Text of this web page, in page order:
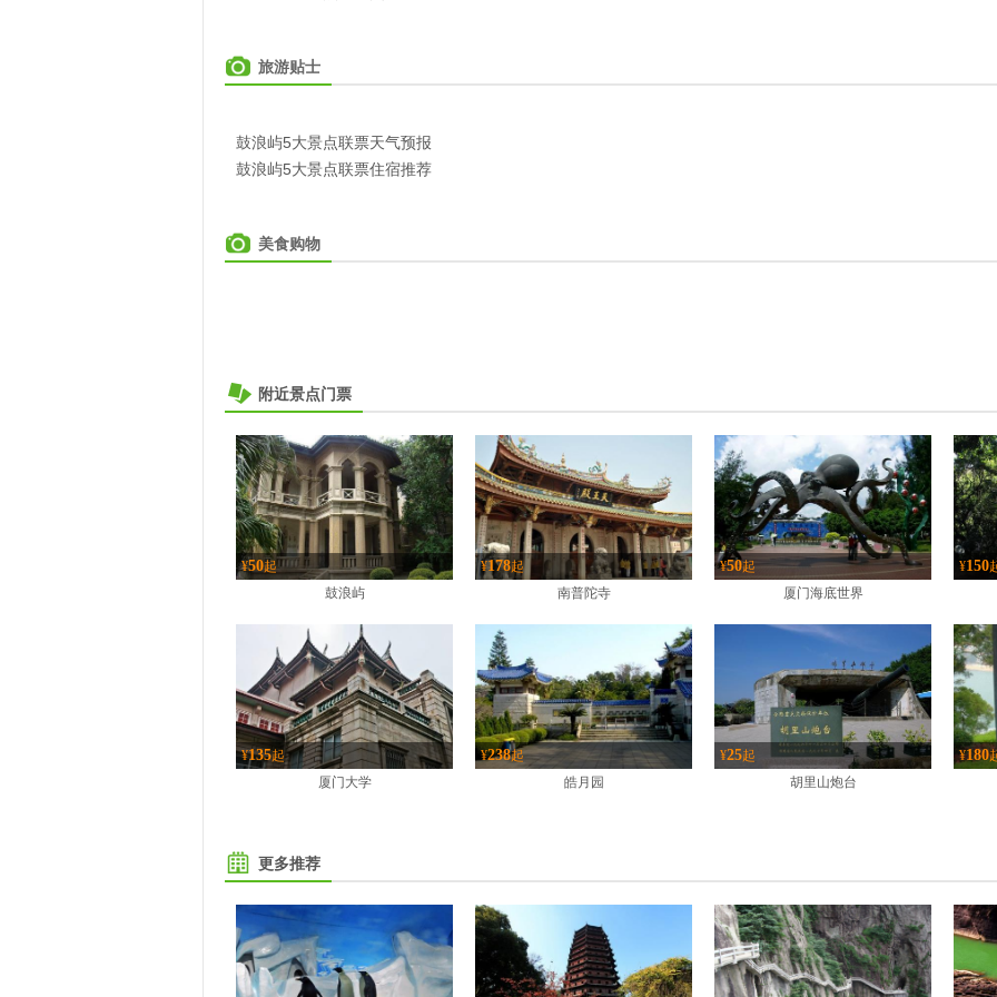
旅游贴士
鼓浪屿5大景点联票天气预报
鼓浪屿5大景点联票住宿推荐
美食购物
附近景点门票
¥50起
鼓浪屿
¥178起
南普陀寺
¥50起
厦门海底世界
¥150
¥135起
厦门大学
¥238起
皓月园
¥25起
胡里山炮台
¥180
更多推荐